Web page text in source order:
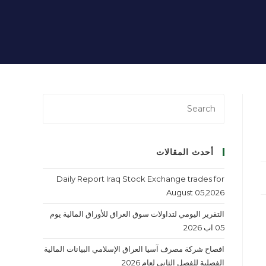
أحدث المقالات
Daily Report Iraq Stock Exchange trades for
August 05,2026
التقرير اليومي لتداولات سوق العراق للأوراق المالية يوم
05 اب 2026
افصاح شركة مصرف آسيا العراق الإسلامي البيانات المالية
الفصلية للفصل الثاني لعام 2026